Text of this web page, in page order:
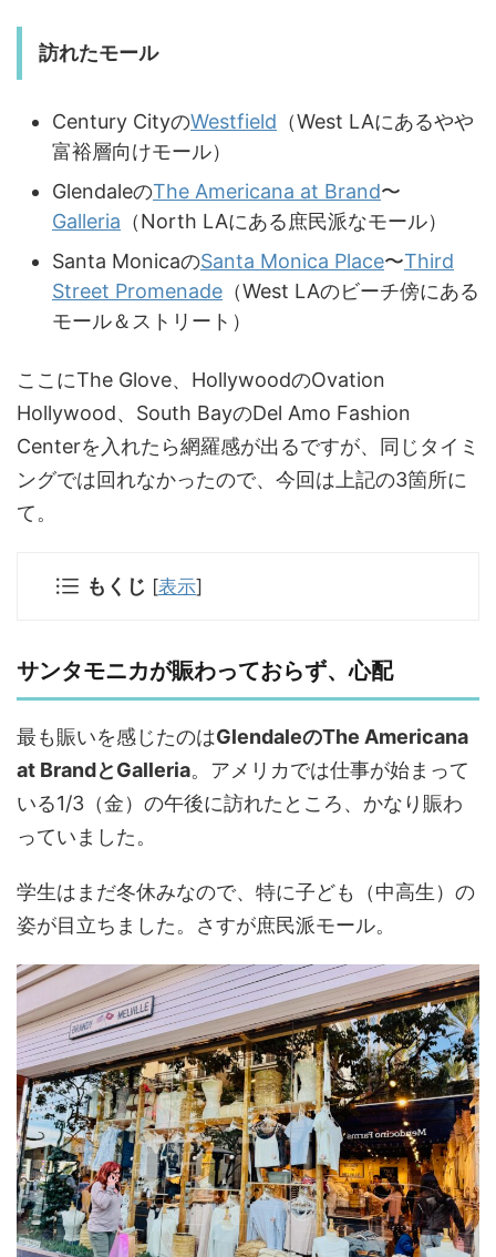
訪れたモール
Century CityのWestfield （West LAにあるやや
富裕層向けモール）
GlendaleのThe Americana at Brand〜
Galleria （North LAにある庶民派なモール）
Santa MonicaのSanta Monica Place〜Third
Street Promenade （West LAのビーチ傍にある
モール＆ストリート）
ここにThe Glove、HollywoodのOvation
Hollywood、South BayのDel Amo Fashion
Centerを入れたら網羅感が出るですが、同じタイミ
ングでは回れなかったので、今回は上記の3箇所に
て。
もくじ [表示]
サンタモニカが賑わっておらず、心配
最も賑いを感じたのはGlendaleのThe Americana
at BrandとGalleria。アメリカでは仕事が始まって
いる1/3（金）の午後に訪れたところ、かなり賑わ
っていました。
学生はまだ冬休みなので、特に子ども（中高生）の
姿が目立ちました。さすが庶民派モール。